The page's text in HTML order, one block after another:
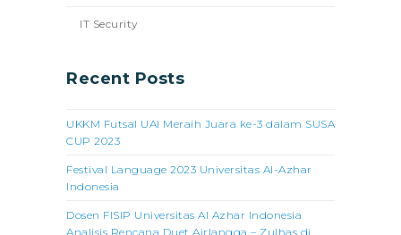
IT Security
Recent Posts
UKKM Futsal UAI Meraih Juara ke-3 dalam SUSA
CUP 2023
Festival Language 2023 Universitas Al-Azhar
Indonesia
Dosen FISIP Universitas Al Azhar Indonesia
Analisis Rencana Duet Airlangga – Zulhas di